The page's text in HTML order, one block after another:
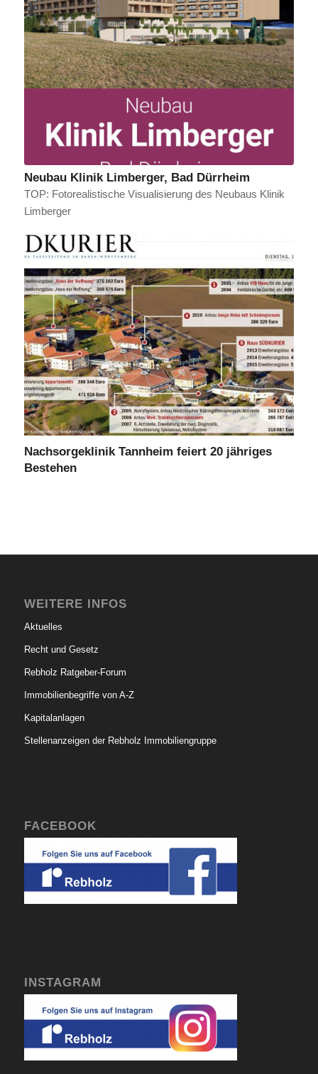
Neubau Klinik Limberger, Bad Dürrheim
TOP: Fotorealistische Visualisierung des Neubaus Klinik
Limberger
Nachsorgeklinik Tannheim feiert 20 jähriges
Bestehen
WEITERE INFOS
Aktuelles
Recht und Gesetz
Rebholz Ratgeber-Forum
Immobilienbegriffe von A-Z
Kapitalanlagen
Stellenanzeigen der Rebholz Immobiliengruppe
FACEBOOK
INSTAGRAM